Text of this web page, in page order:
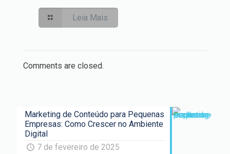
Leia Mais
Comments are closed.
Marketing de Conteúdo para Pequenas
Empresas: Como Crescer no Ambiente
Digital
7 de fevereiro de 2025